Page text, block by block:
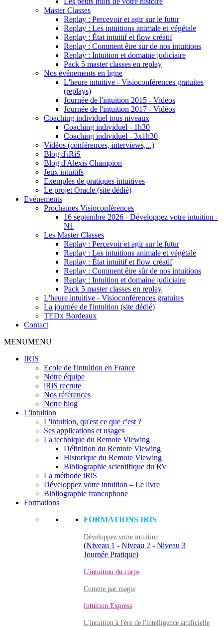
Master Classes
Replay : Percevoir et agir sur le futur
Replay : Les intuitions animale et végétale
Replay : État intuitif et flow créatif
Replay : Comment être sur de nos intuitions
Replay : Intuition et domaine judiciaire
Pack 5 master classes en replay
Nos événements en ligne
L'heure intuitive - Visioconférences gratuites
(replays)
Journée de l'intuition 2015 - Vidéos
Journée de l'intuition 2017 - Vidéos
Coaching individuel tous niveaux
Coaching individuel - 1h30
Coaching individuel - 3x1h30
Vidéos (conférences, interviews,...)
Blog d'iRiS
Blog d'Alexis Champion
Jeux intuitifs
Exemples de pratiques intuitives
Le projet Oracle (site dédié)
Evénements
Prochaines Visioconférences
16 septembre 2026 - Développez votre intuition -
N1
Les Master Classes
Replay : Percevoir et agir sur le futur
Replay : Les intuitions animale et végétale
Replay : État intuitif et flow créatif
Replay : Comment être sûr de nos intuitions
Replay : Intuition et domaine judiciaire
Pack 5 master classes en replay
L'heure intuitive - Visioconférences gratuites
La journée de l'intuition (site dédié)
TEDx Bordeaux
Contact
MENUMENU
IRIS
Ecole de l'intuition en France
Notre équipe
iRiS recrute
Nos références
Notre blog
L'intuition
L'intuition, qu'est ce que c'est ?
Ses applications et usages
La technique du Remote Viewing
Définition du Remote Viewing
Historique du Remote Viewing
Bibliographie scientifique du RV
La méthode iRiS
Développez votre intuition – Le livre
Bibliographie francophone
Formations
FORMATIONS IRIS
Développez votre intuition
(Niveau 1 - Niveau 2 - Niveau 3
Journée Pratique)
L'intuition du corps
Comme par magie
Intuition Express
L'intuition à l'ère de l'intelligence artificielle